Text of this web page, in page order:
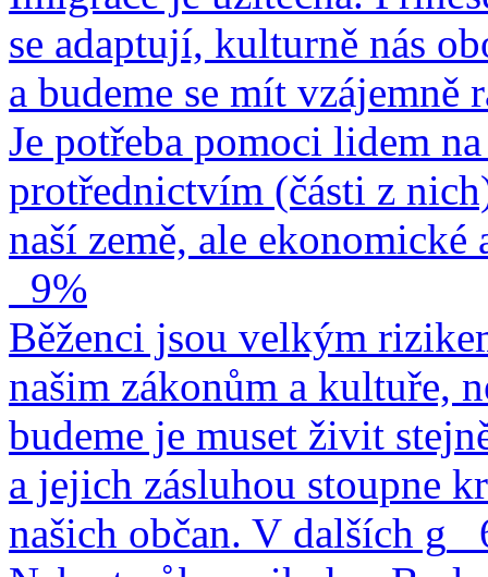
se adaptují, kulturně nás
a budeme se mít vzájemně
Je potřeba pomoci lidem
protřednictvím (části z
naší země, ale
9%
Běženci jsou velkým
našim zákonům a kultuře,
budeme je muset živit
a jejich zásluhou stoupne
našich občan. V dalších g